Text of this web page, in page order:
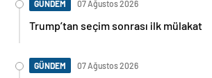
GÜNDEM 07 Ağustos 2026
Trump’tan seçim sonrası ilk mülakat
GÜNDEM 07 Ağustos 2026